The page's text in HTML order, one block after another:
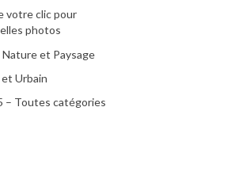
votre clic pour
photos
et Paysage
Urbain
– Toutes catégories